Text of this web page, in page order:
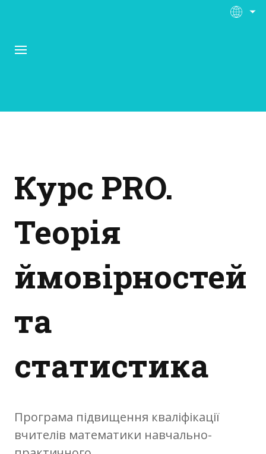
Матеріали
Нас підтримують
Відгуки
Фотозвіт
Курс PRO.
Теорія
ймовірностей
та
статистика
Програма підвищення кваліфікації
вчителів математики навчально-